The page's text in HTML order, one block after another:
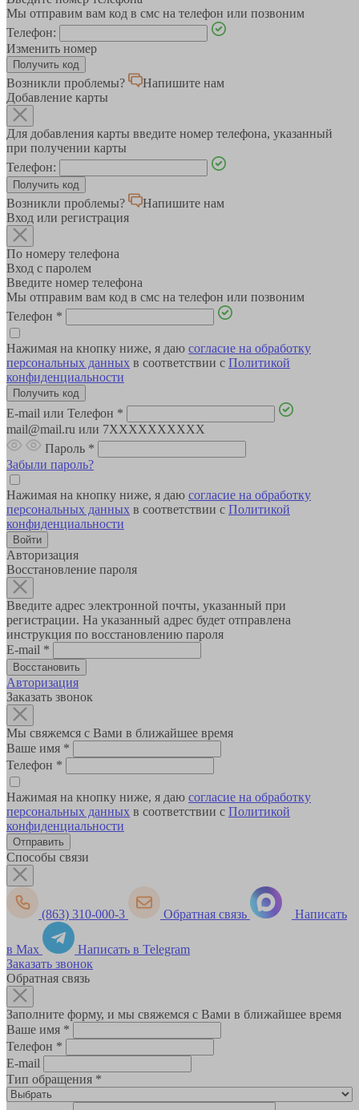
Мы отправим вам код в смс на телефон или позвоним
Телефон:
Изменить номер
Возникли проблемы?
Напишите нам
Добавление карты
Для добавления карты введите номер телефона, указанный
при получении карты
Телефон:
Возникли проблемы?
Напишите нам
Вход или регистрация
По номеру телефона
Вход с паролем
Введите номер телефона
Мы отправим вам код в смс на телефон или позвоним
Телефон *
Нажимая на кнопку ниже, я даю согласие на обработку
персональных данных в соответствии с Политикой
конфиденциальности
E-mail или Телефон *
mail@mail.ru или 7XXXXXXXXXX
Пароль *
Забыли пароль?
Нажимая на кнопку ниже, я даю согласие на обработку
персональных данных в соответствии с Политикой
конфиденциальности
Авторизация
Восстановление пароля
Введите адрес электронной почты, указанный при
регистрации. На указанный адрес будет отправлена
инструкция по восстановлению пароля
E-mail *
Авторизация
Заказать звонок
Мы свяжемся с Вами в ближайшее время
Ваше имя *
Телефон *
Нажимая на кнопку ниже, я даю согласие на обработку
персональных данных в соответствии с Политикой
конфиденциальности
Способы связи
(863) 310-000-3 Обратная связь Написать
в Max
Написать в Telegram
Заказать звонок
Обратная связь
Заполните форму, и мы свяжемся с Вами в ближайшее время
Ваше имя *
Телефон *
E-mail
Тип обращения *